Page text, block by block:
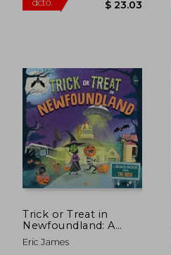
Trick or Treat in
Newfoundland: A
Halloween Adventure
Through the Rock
Eric James